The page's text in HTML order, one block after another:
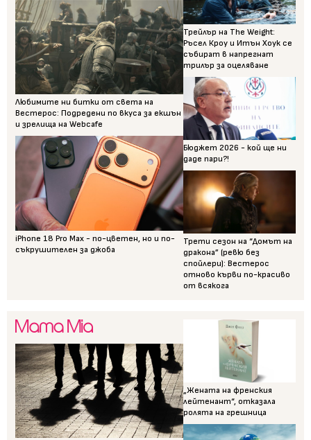
Любимите ни битки от света на
Вестерос: Подредени по вкуса за екшън
и зрелища на Webcafe
iPhone 18 Pro Max - по-цветен, но и по-
съкрушителен за джоба
Трейлър на The Weight:
Ръсел Кроу и Итън Хоук се
събират в напрегнат
трилър за оцеляване
Бюджет 2026 - кой ще ни
даде пари?!
Трети сезон на “Домът на
дракона” (ревю без
спойлери): Вестерос
отново кърви по-красиво
от всякога
„Жената на френския
лейтенант“, отказала
ролята на грешница